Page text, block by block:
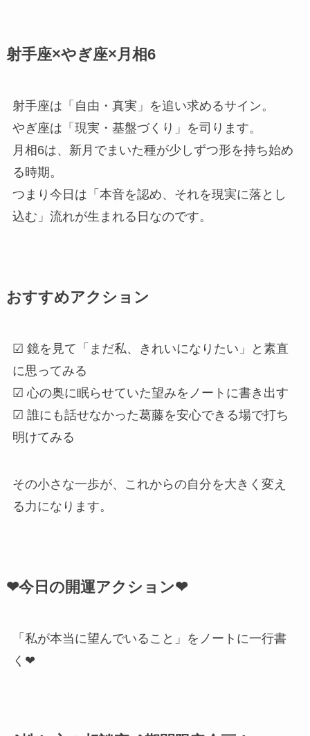
射手座×やぎ座×月相6
射手座は「自由・真実」を追い求めるサイン。
やぎ座は「現実・基盤づくり」を司ります。
月相6は、新月でまいた種が少しずつ形を持ち始め
る時期。
つまり今日は「本音を認め、それを現実に落とし
込む」流れが生まれる日なのです。
おすすめアクション
☑ 鏡を見て「まだ私、きれいになりたい」と素直
に思ってみる
☑ 心の奥に眠らせていた望みをノートに書き出す
☑ 誰にも話せなかった葛藤を安心できる場で打ち
明けてみる
その小さな一歩が、これからの自分を大きく変え
る力になります。
❤今日の開運アクション❤
「私が本当に望んでいること」をノートに一行書
く❤